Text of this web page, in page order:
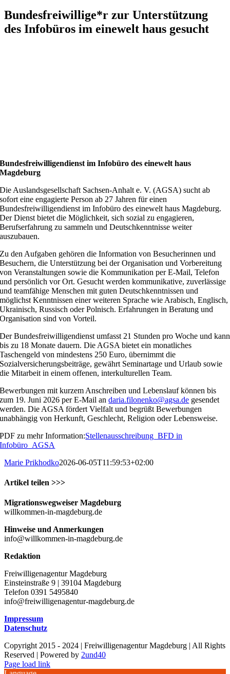
Bundesfreiwillige*r zur Unterstützung
des Infobüros im einewelt haus gesucht
Bundesfreiwilligendienst im Infobüro des einewelt haus
Magdeburg
Die Auslandsgesellschaft Sachsen-Anhalt e. V. (AGSA) sucht ab
sofort eine engagierte Person ab 27 Jahren für einen
Bundesfreiwilligendienst im Infobüro des einewelt haus Magdeburg.
Der Dienst bietet die Möglichkeit, sich sozial zu engagieren,
Berufserfahrung zu sammeln und Deutschkenntnisse weiter
auszubauen.
Zu den Aufgaben gehören die Information von Besucherinnen und
Besuchern, die Unterstützung bei der Organisation und Vorbereitung
von Veranstaltungen sowie die Kommunikation per E-Mail, Telefon
und persönlich vor Ort. Gesucht werden kommunikative, zuverlässige
und teamfähige Menschen mit guten Deutschkenntnissen und
möglichst Kenntnissen einer weiteren Sprache wie Arabisch, Englisch,
Ukrainisch, Russisch oder Polnisch. Erfahrungen in Beratung und
Organisation sind von Vorteil.
Der Bundesfreiwilligendienst umfasst 21 Stunden pro Woche und kann
bis zu 18 Monate dauern. Die AGSA bietet ein monatliches
Taschengeld von mindestens 250 Euro, übernimmt die
Sozialversicherungsbeiträge, gewährt Seminartage und Urlaub sowie
die Mitarbeit in einem offenen, interkulturellen Team.
Bewerbungen mit kurzem Anschreiben und Lebenslauf können bis
zum 19. Juni 2026 per E-Mail andaria.filonenko@agsa.de gesendet
werden. Die AGSA fördert Vielfalt und begrüßt Bewerbungen
unabhängig von Herkunft, Geschlecht, Religion oder Lebensweise.
PDF zu mehr Information:Stellenausschreibung_BFD in
Infobüro_AGSA
Marie Prikhodko2026-06-05T11:59:53+02:00
Artikel teilen >>>
Facebook
X
WhatsApp
Pinterest
E-
Mail
Migrationswegweiser Magdeburg
willkommen-in-magdeburg.de
Hinweise und Anmerkungen
info@willkommen-in-magdeburg.de
Redaktion
Freiwilligenagentur Magdeburg
Einsteinstraße 9 | 39104 Magdeburg
Telefon 0391 5495840
info@freiwilligenagentur-magdeburg.de
Impressum
Datenschutz
Copyright 2015 - 2024 | Freiwilligenagentur Magdeburg | All Rights
Reserved | Powered by 2und40
Facebook
Instagram
YouTube
Page load link